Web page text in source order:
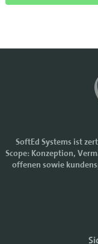
SoftEd Systems ist
Scope: Konzeption,
offenen sowie
Cookie-Einstellungen
verbessern. Manche
funktioniert. Mit
Mit einem Klick auf
und auch die